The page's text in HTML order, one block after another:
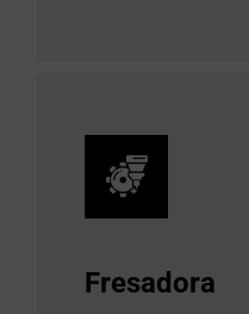
Fresadora